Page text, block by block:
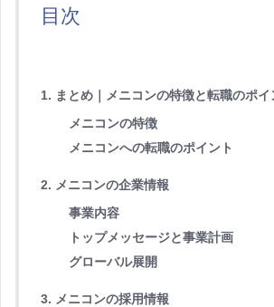
目次
1. まとめ｜メニコンの特徴と転職のポイ
メニコンの特徴
メニコンへの転職のポイント
2. メニコンの企業情報
事業内容
トップメッセージと事業計画
グローバル展開
3. メニコンの採用情報